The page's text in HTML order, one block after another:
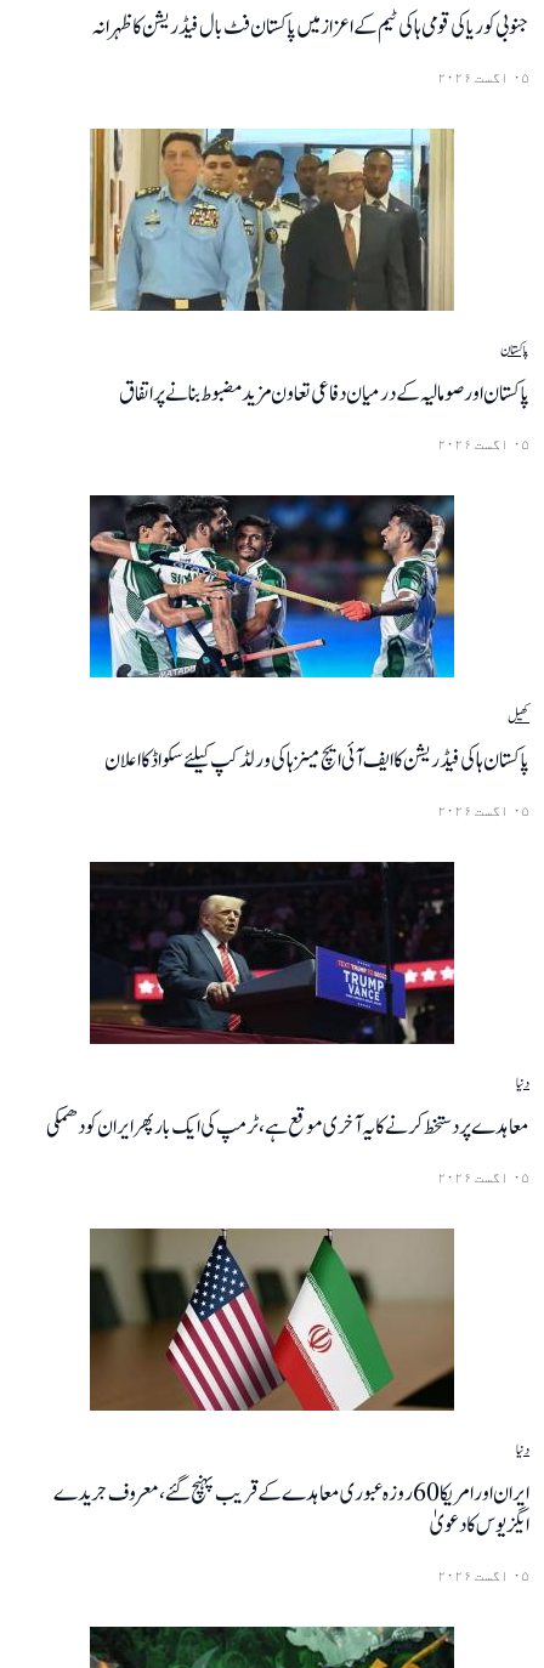
جنوبی کوریا کی قومی ہاکی ٹیم کے اعزاز میں پاکستان فٹ بال فیڈریشن کا ظہرانہ
۰۵ اگست ۲۰۲۶
پاکستان
پاکستان اور صومالیہ کے درمیان دفاعی تعاون مزید مضبوط بنانے پر اتفاق
۰۵ اگست ۲۰۲۶
کھیل
پاکستان ہاکی فیڈریشن کا ایف آئی ایچ مینز ہاکی ورلڈ کپ کیلئے سکواڈ کا اعلان
۰۵ اگست ۲۰۲۶
دنیا
معاہدے پر دستخط کرنے کا یہ آخری موقع ہے، ٹرمپ کی ایک بار پھر ایران کو دھمکی
۰۵ اگست ۲۰۲۶
دنیا
ایران اور امریکا 60 روزہ عبوری معاہدے کے قریب پہنچ گئے، معروف جریدے
ایگزیوس کا دعویٰ
۰۵ اگست ۲۰۲۶